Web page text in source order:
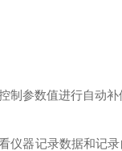
制参数值进行自动补
仪器记录数据和记